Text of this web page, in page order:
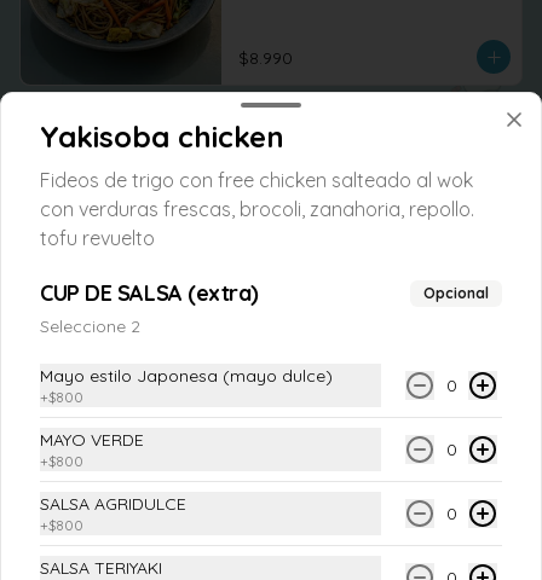
$8.990
Conócenos
Términos y condiciones
Política de privacidad
Redes sociales
Yakisoba chicken
Fideos de trigo con free chicken salteado al wok
con verduras frescas, brocoli, zanahoria, repollo.
tofu revuelto
CUP DE SALSA (extra) Opcional
Seleccione 2
Mayo estilo Japonesa (mayo dulce)
+$800
0
MAYO VERDE
+$800
0
SALSA AGRIDULCE
+$800
0
SALSA TERIYAKI